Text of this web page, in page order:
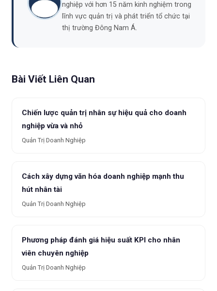
nghiệp với hơn 15 năm kinh nghiệm trong
lĩnh vực quản trị và phát triển tổ chức tại
thị trường Đông Nam Á.
Bài Viết Liên Quan
Chiến lược quản trị nhân sự hiệu quả cho doanh
nghiệp vừa và nhỏ
Quản Trị Doanh Nghiệp
Cách xây dựng văn hóa doanh nghiệp mạnh thu
hút nhân tài
Quản Trị Doanh Nghiệp
Phương pháp đánh giá hiệu suất KPI cho nhân
viên chuyên nghiệp
Quản Trị Doanh Nghiệp